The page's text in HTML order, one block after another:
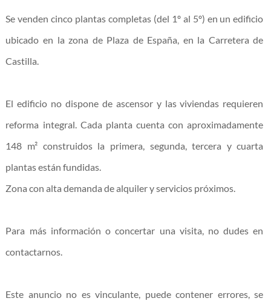
Se venden cinco plantas completas (del 1º al 5º) en un edificio
ubicado en la zona de Plaza de España, en la Carretera de
Castilla.
El edificio no dispone de ascensor y las viviendas requieren
reforma integral. Cada planta cuenta con aproximadamente
148 m² construidos la primera, segunda, tercera y cuarta
plantas están fundidas.
Zona con alta demanda de alquiler y servicios próximos.
Para más información o concertar una visita, no dudes en
contactarnos.
Este anuncio no es vinculante, puede contener errores, se